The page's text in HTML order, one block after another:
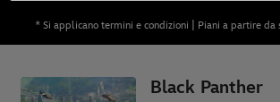
* Si applicano termini e condizioni | Piani a partire
Black Panther